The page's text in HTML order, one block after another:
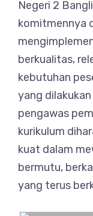
Negeri 2
komitmennya
berkualitas,
kebutuhan
yang
pengawas
kurikulum
kuat dalam
bermutu,
yang terus